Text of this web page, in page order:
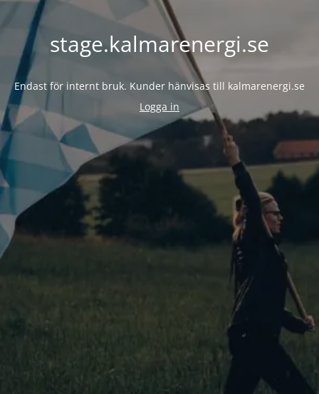
stage.kalmarenergi.se
Endast för internt bruk. Kunder hänvisas till kalmarenergi.se
Logga in